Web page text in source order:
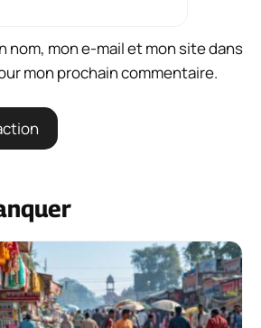
nom, mon e-mail et mon site dans
mon prochain commentaire.